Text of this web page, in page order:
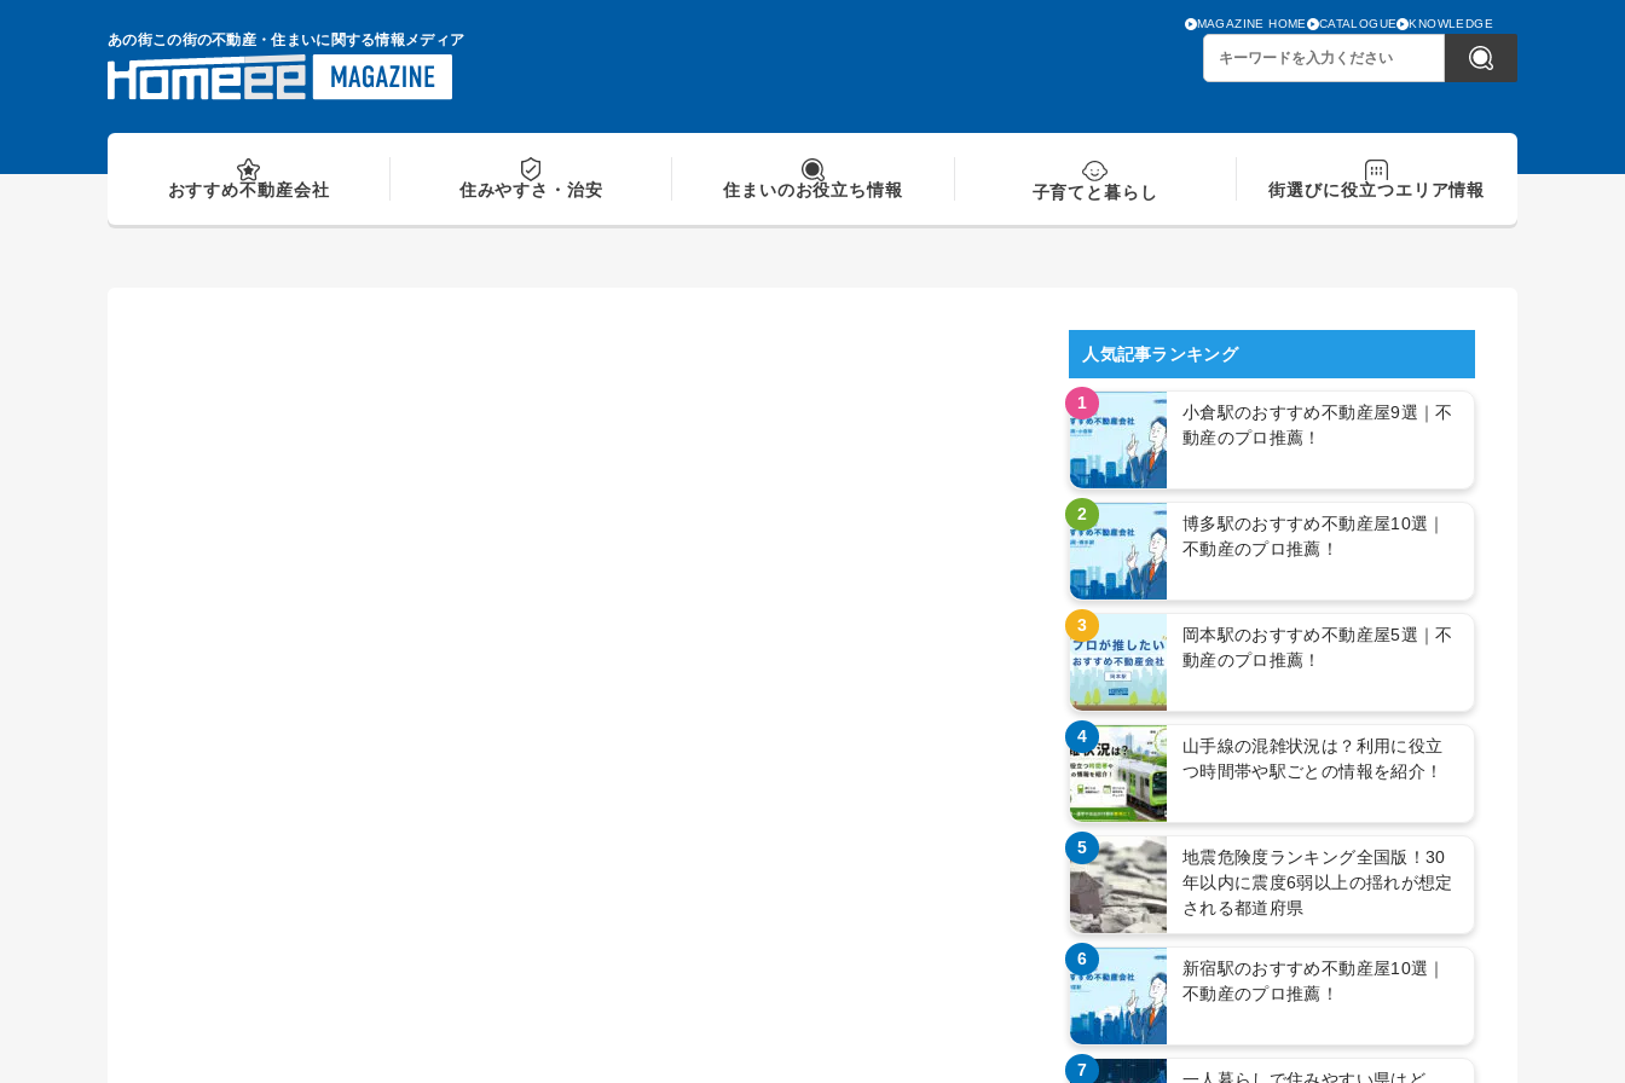
あの街この街の不動産・住まいに関する情報メディア
MAGAZINE HOME CATALOGUE KNOWLEDGE
おすすめ不動産会社 住みやすさ ・治安 住まいのお役立ち情報 子育てと暮らし 街選びに役立つエリア情報
人気記事ランキング
1
小倉駅のおすすめ不動産屋9選｜不
動産のプロ推薦！
2
博多駅のおすすめ不動産屋10選｜
不動産のプロ推薦！
3
岡本駅のおすすめ不動産屋5選｜不
動産のプロ推薦！
4
山手線の混雑状況は？利用に役立
つ時間帯や駅ごとの情報を紹介！
5
地震危険度ランキング全国版！30
年以内に震度6弱以上の揺れが想定
される都道府県
6
新宿駅のおすすめ不動産屋10選｜
不動産のプロ推薦！
7 一人暮らしで住みやすい県はど